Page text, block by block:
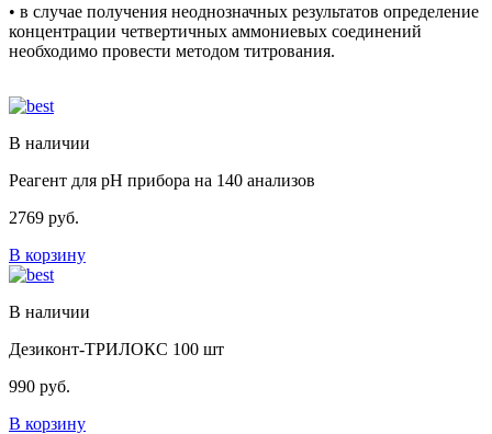
• в случае получения неоднозначных результатов определение
концентрации четвертичных аммониевых соединений
необходимо провести методом титрования.
В наличии
Реагент для рН прибора на 140 анализов
2769 руб.
В корзину
В наличии
Дезиконт-ТРИЛОКС 100 шт
990 руб.
В корзину